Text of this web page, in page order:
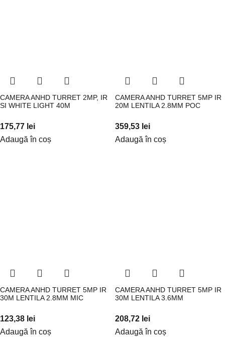
CAMERA ANHD TURRET 2MP, IR
SI WHITE LIGHT 40M
175,77 lei
Adaugă în coș
CAMERA ANHD TURRET 5MP IR
20M LENTILA 2.8MM POC
359,53 lei
Adaugă în coș
CAMERA ANHD TURRET 5MP IR
30M LENTILA 2.8MM MIC
123,38 lei
Adaugă în coș
CAMERA ANHD TURRET 5MP IR
30M LENTILA 3.6MM
208,72 lei
Adaugă în coș